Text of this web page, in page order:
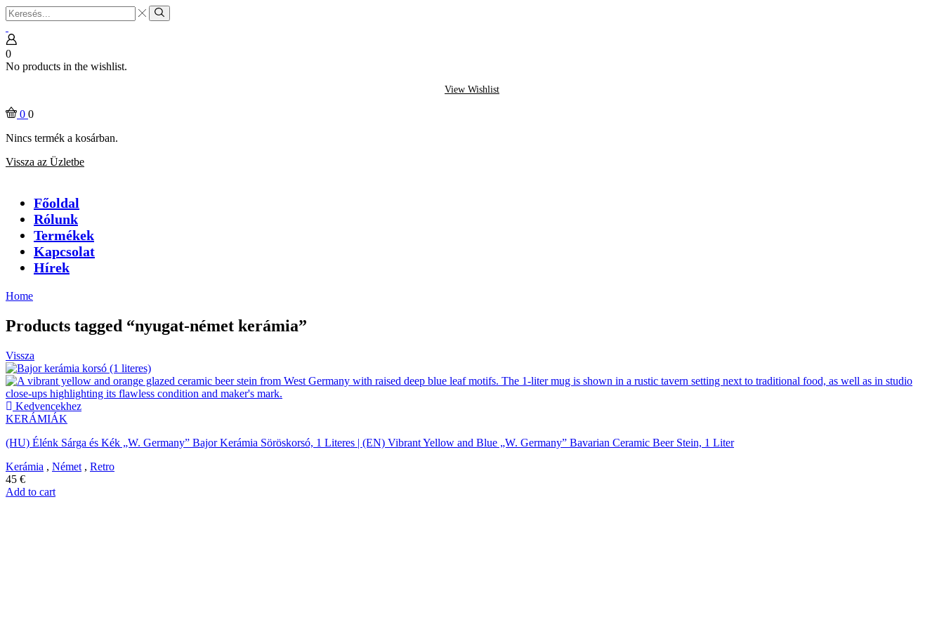
Search
input
Search
0
No products in the wishlist.
View Wishlist
0 0
Nincs termék a kosárban.
Vissza az Üzletbe
Főoldal
Rólunk
Termékek
Kapcsolat
Hírek
Home
Products tagged “nyugat-német kerámia”
Vissza
Kedvencekhez
KERÁMIÁK
(HU) Élénk Sárga és Kék „W. Germany” Bajor Kerámia Söröskorsó, 1 Literes | (EN) Vibrant Yellow and Blue „W. Germany” Bavarian Ceramic Beer Stein, 1 Liter
Kerámia , Német , Retro
45 €
Add to cart